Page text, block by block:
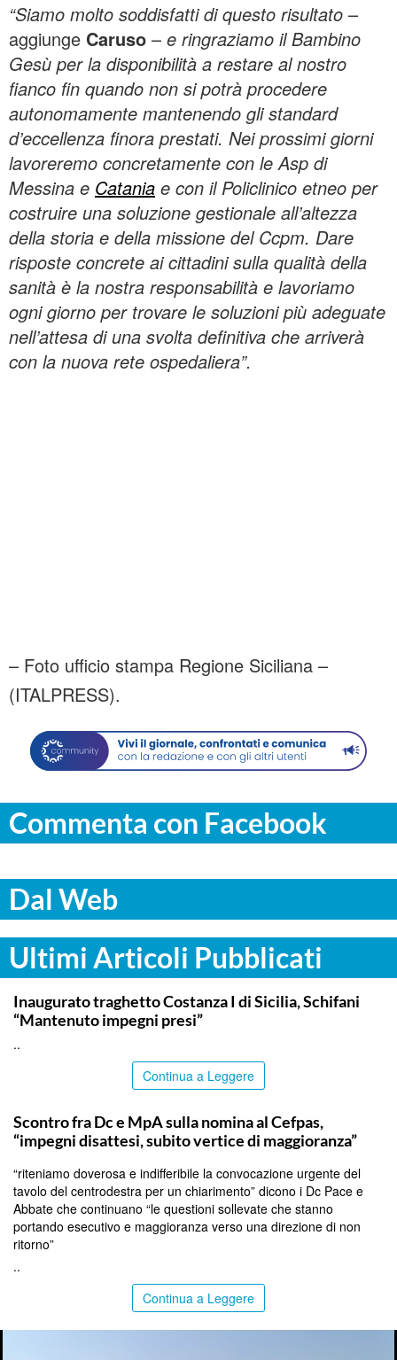
“Siamo molto soddisfatti di questo risultato –
aggiunge Caruso – e ringraziamo il Bambino
Gesù per la disponibilità a restare al nostro
fianco fin quando non si potrà procedere
autonomamente mantenendo gli standard
d’eccellenza finora prestati. Nei prossimi giorni
lavoreremo concretamente con le Asp di
Messina e Catania e con il Policlinico etneo per
costruire una soluzione gestionale all’altezza
della storia e della missione del Ccpm. Dare
risposte concrete ai cittadini sulla qualità della
sanità è la nostra responsabilità e lavoriamo
ogni giorno per trovare le soluzioni più adeguate
nell’attesa di una svolta definitiva che arriverà
con la nuova rete ospedaliera”.
– Foto ufficio stampa Regione Siciliana –
(ITALPRESS).
Commenta con Facebook
Dal Web
Ultimi Articoli Pubblicati
ITALPRESS
Inaugurato traghetto Costanza I di Sicilia, Schifani
“Mantenuto impegni presi”
..
Continua a Leggere
Scontro fra Dc e MpA sulla nomina al Cefpas,
“impegni disattesi, subito vertice di maggioranza”
“riteniamo doverosa e indifferibile la convocazione urgente del
tavolo del centrodestra per un chiarimento” dicono i Dc Pace e
Abbate che continuano “le questioni sollevate che stanno
portando esecutivo e maggioranza verso una direzione di non
ritorno”
..
Continua a Leggere